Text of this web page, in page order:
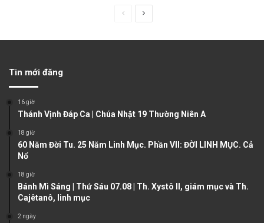
u
g
Tin mới đăng
16 giờ
Thánh Vịnh Đáp Ca | Chúa Nhật 19 Thường Niên A
18 giờ
60 Năm Đời Tu. 25 Năm Linh Mục. Phần VII: ĐỜI LINH MỤC. Cả
Nổ
18 giờ
Bánh Mì Sáng | Thứ Sáu 07.08 | Th. Xystô II, giám mục và Th.
Cajêtanô, linh mục
2 ngày